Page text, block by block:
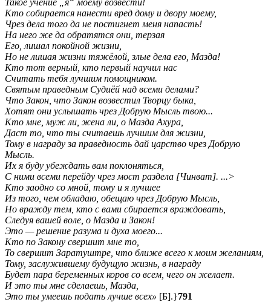
Кто собирается нанести вред дому и двору моему,
Чрез дела того да не постигнет меня напасть!
На него же да обратятся они, терзая
Его, лишал покойной жизни,
Но не лишая жизни тяжёлой, злые дела его, Мазда!
Кто тот верный, кто первый научил нас
Считать тебя лучшим помощником.
Святым праведным Судиёй над всеми делами?
Что Закон, что Закон возвестил Творцу быка,
Хотят они услышать чрез Добрую Мысль твою...
Кто мне, муж ли, жена ли, о Мазда Ахура,
Даст то, что ты считаешь лучшим для жизни,
Тому в награду за праведность дай царство чрез Добрую
Мысль.
Их я буду убеждать вам поклоняться,
С ними всеми перейду чрез мост раздела [Чинват]. ...>
Кто заодно со мной, тому и я лучшее
Из того, чем обладаю, обещаю чрез Добрую Мысль,
Но вражду тем, кто с вами сбирается враждовать,
Следуя вашей воле, о Мазда и Закон!
Это — решение разума и духа моего...
Кто по Закону свершит мне то,
То свершит Заратуштре, что ближе всего к моим желаниям,
Тому, заслужившему будущую жизнь, в награду
Будет пара беременных коров со всем, чего он желает.
И это ты мне сделаешь, Мазда,
Это ты умеешь подать лучше всех» [Б].}791